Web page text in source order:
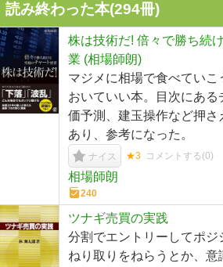
読み終わった本(294冊)
株は技術だ! 倍々で勝ち続
業 (相場師朗)
マジメに相場で食べていこ
おいていい本。目次にあ
価予測、建玉操作など押さ
あり、参考になった。
ナイス ★3 コメントする(0)
相場師朗
240
ツナギ売買の実践
分割でエントリーしてポジ
ねり取りをねらうとか、